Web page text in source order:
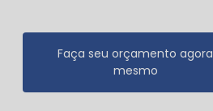
Faça seu orçamento agora
mesmo